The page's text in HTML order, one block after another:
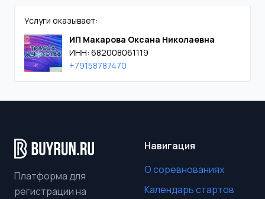
Услуги оказывает:
ИП Макарова Оксана Николаевна
ИНН: 682008061119
+79158787470
Платформа для
регистрации на
Навигация
О соревнованиях
Календарь стартов